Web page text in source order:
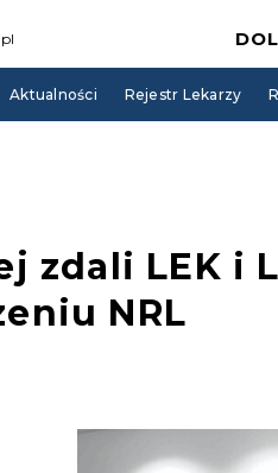
Aktualności Rejestr Lekarzy
zdali LEK i
NRL